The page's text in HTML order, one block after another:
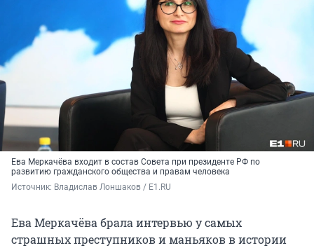
Ева Меркачёва входит в состав Совета при президенте РФ по
развитию гражданского общества и правам человека
Источник: Владислав Лоншаков / E1.RU
Ева Меркачёва брала интервью у самых
страшных преступников и маньяков в истории